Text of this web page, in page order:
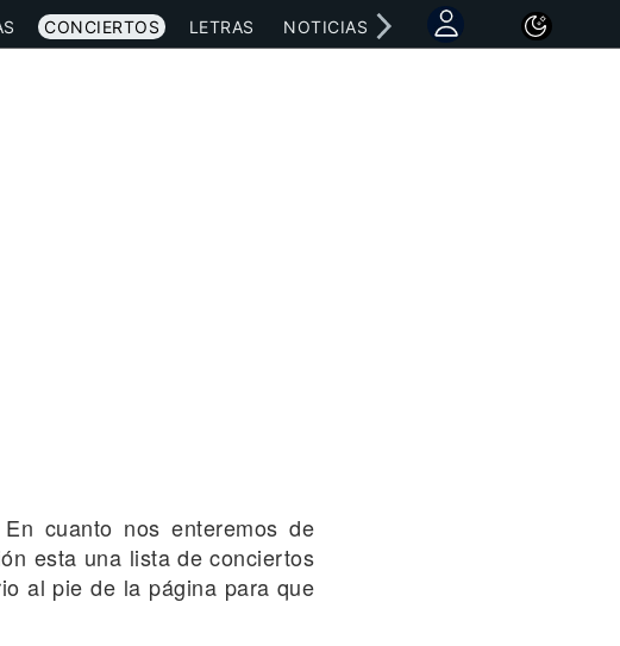
CONCIERTOS LETRAS NOTICIAS
cuanto nos enteremos de
esta una lista de conciertos
al pie de la página para que